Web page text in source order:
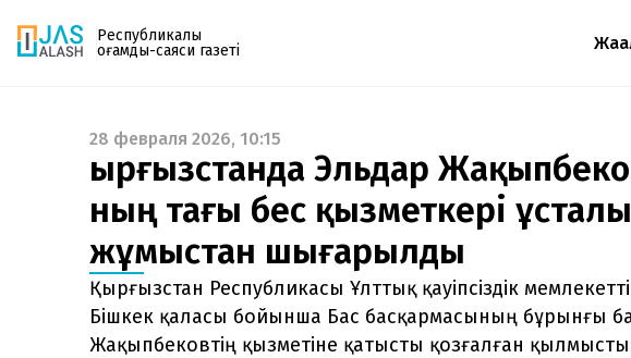
Республикалық
қоғамдық-саяси газеті
Газетке жазылу
PDF форматтағы газетті ай сайын электронды
поштаңызға алып отырыңыз. Жаңа нөмір
шыққан сәтте сізге бірден жіберіледі. Тек email
енгізіңіз, біз қалғанын өзіміз жібереміз.
28 февраля 2026, 10:15
Қырғызстанда Эльдар
ның тағы бес қызметкері
жұмыстан шығарылды
Қырғызстан Республикасы Ұлттық қауіпсіздік
Бішкек қаласы бойынша Бас басқармасының бұрынғы
Жақыпбековтің қызметіне қатысты қозғалған